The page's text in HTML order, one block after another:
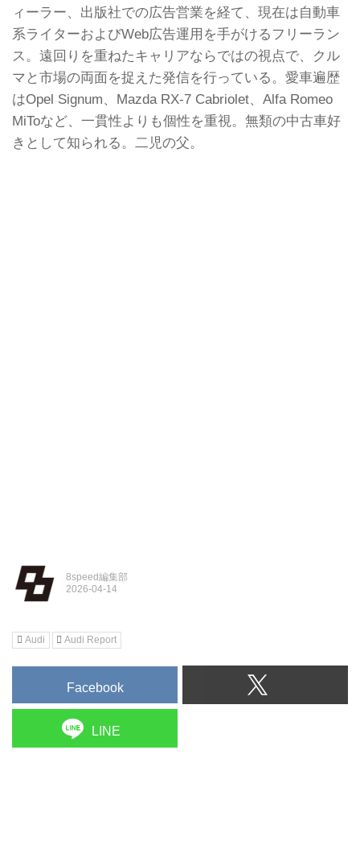
ィーラー、出版社での広告営業を経て、現在は自動車
系ライターおよびWeb広告運用を手がけるフリーラン
ス。遠回りを重ねたキャリアならではの視点で、クル
マと市場の両面を捉えた発信を行っている。愛車遍歴
はOpel Signum、Mazda RX-7 Cabriolet、Alfa Romeo
MiToなど、一貫性よりも個性を重視。無類の中古車好
きとして知られる。二児の父。
8speed編集部
Audi Audi Report
Facebook
LINE